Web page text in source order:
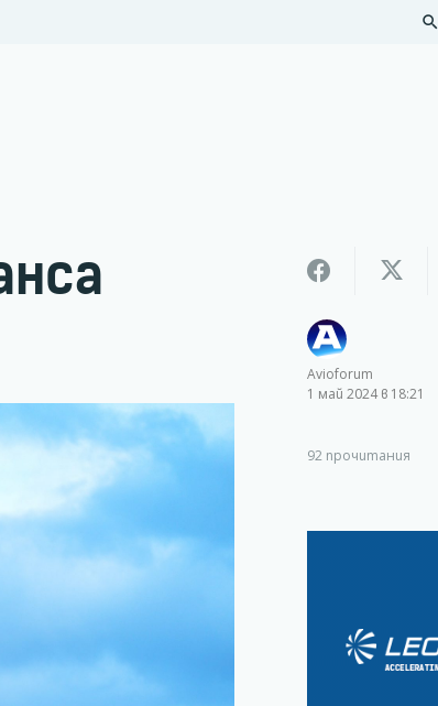
search
Avioforum
1 май 2024 в 18:21
92 прочитания